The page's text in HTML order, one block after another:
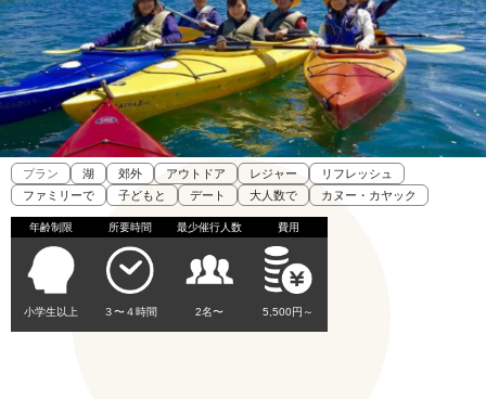
プラン 湖 郊外 アウトドア レジャー
リフレッシュ
ファミリーで
子どもと デート 大人数で カヌー・カヤック
年齢制限
小学生以上
所要時間
３〜４時間
最少催行人数
2名〜
費用
5,500円～